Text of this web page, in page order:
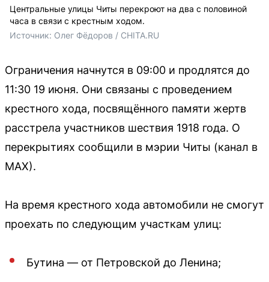
Центральные улицы Читы перекроют на два с половиной
часа в связи с крестным ходом.
Источник: Олег Фёдоров / CHITA.RU
Ограничения начнутся в 09:00 и продлятся до
11:30 19 июня. Они связаны с проведением
крестного хода, посвящённого памяти жертв
расстрела участников шествия 1918 года. О
перекрытиях сообщили в мэрии Читы (канал в
МАХ).
На время крестного хода автомобили не смогут
проехать по следующим участкам улиц:
Бутина — от Петровской до Ленина;